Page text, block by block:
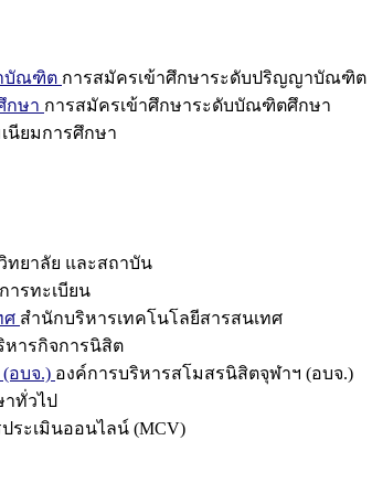
บัณฑิต การสมัครเข้าศึกษาระดับปริญญาบัณฑิต
กษา การสมัครเข้าศึกษาระดับบัณฑิตศึกษา
นียมการศึกษา
ทยาลัย และสถาบัน
ารทะเบียน
ศ สำนักบริหารเทคโนโลยีสารสนเทศ
หารกิจการนิสิต
อบจ.) องค์การบริหารสโมสรนิสิตจุฬาฯ (อบจ.)
ทั่วไป
ระเมินออนไลน์ (MCV)